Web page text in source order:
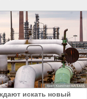
искать новый